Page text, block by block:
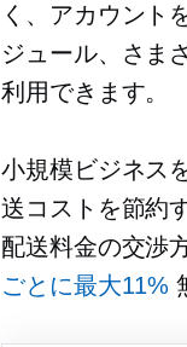
く、アカウント
ジュール、さま
利用できます。
小規模ビジネス
送コストを節約
配送料金の交渉
ごとに最大11%